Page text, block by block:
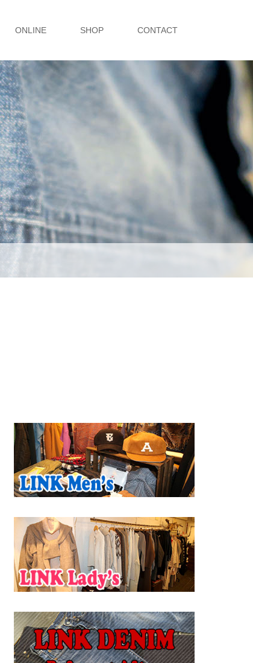
ONLINE SHOP CONTACT